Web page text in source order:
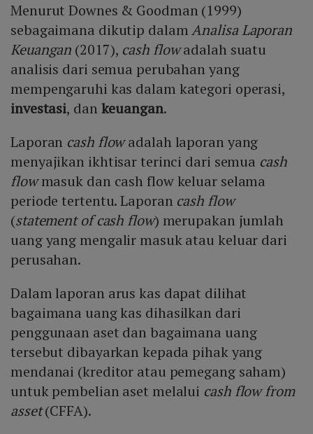
Menurut Downes & Goodman (1999)
sebagaimana dikutip dalamAnalisa Laporan
Keuangan (2017), cash flowadalah suatu
analisis dari semua perubahan yang
mempengaruhi kas dalam kategori operasi,
investasi, dan keuangan.
Laporan cash flowadalah laporan yang
menyajikan ikhtisar terinci dari semua cash
flowmasuk dan cash flow keluar selama
periode tertentu. Laporan cash flow
(statement of cash flow) merupakan jumlah
uang yang mengalir masuk atau keluar dari
perusahan.
Dalam laporan arus kas dapat dilihat
bagaimana uang kas dihasilkan dari
penggunaan aset dan bagaimana uang
tersebut dibayarkan kepada pihak yang
mendanai (kreditor atau pemegang saham)
untuk pembelian aset melalui cash flow from
asset(CFFA).